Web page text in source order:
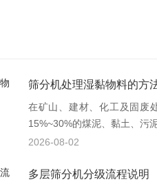
筛分机处理湿黏物料的方
在矿山、建材、化工及固废
15%~30%的煤泥、黏土、污泥
2026-08-02
多层筛分机分级流程说明